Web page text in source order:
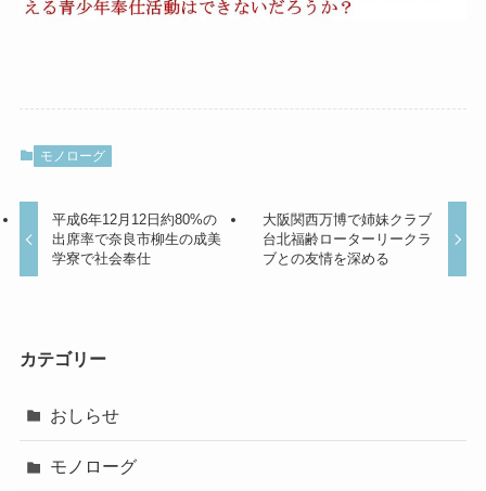
モノローグ
平成6年12月12日約80%の
出席率で奈良市柳生の成美
学寮で社会奉仕
大阪関西万博で姉妹クラブ
台北福齢ローターリークラ
ブとの友情を深める
カテゴリー
おしらせ
モノローグ